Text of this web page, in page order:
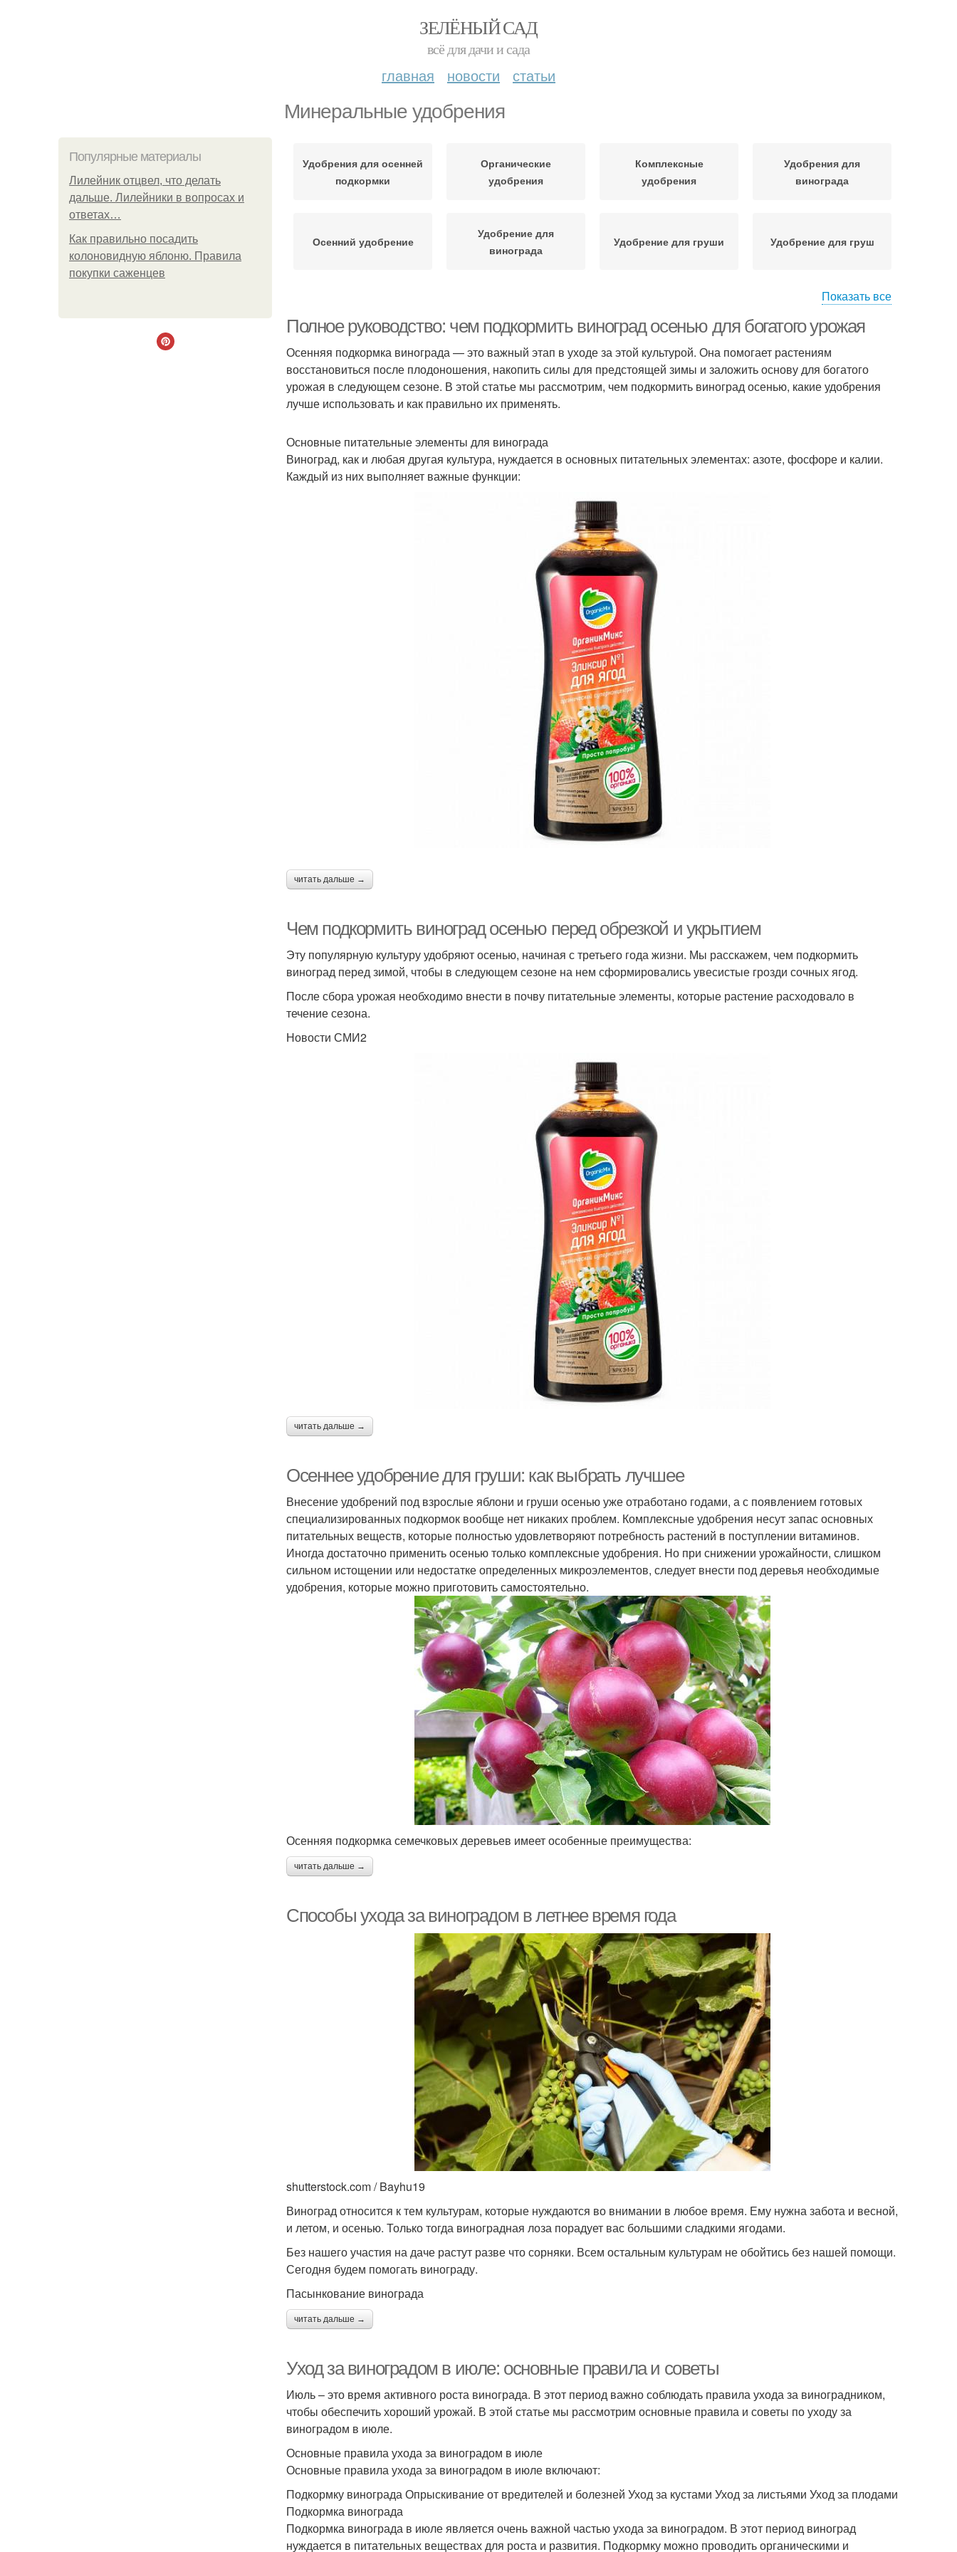
ЗЕЛЁНЫЙ САД
всё для дачи и сада
главная новости статьи
Минеральные удобрения
Популярные материалы
Лилейник отцвел, что делать
дальше. Лилейники в вопросах и
ответах…
Как правильно посадить
колоновидную яблоню. Правила
покупки саженцев
Удобрения для осенней
подкормки
Органические
удобрения
Комплексные
удобрения
Удобрения для
винограда
Осенний удобрение
Удобрение для
винограда
Удобрение для груши Удобрение для груш
период
Удобрения для
плодовых растений
Удобрения для
подкормки
Удобрение для яблонь
Удобрение для
подкормки
Удобрения для яблони
Дополнительное
удобрение
Фосфорно-калийные
удобрения
подкормка
Показать все
Полное руководство: чем подкормить виноград осенью для богатого урожая
Осенняя подкормка винограда — это важный этап в уходе за этой культурой. Она помогает растениям
восстановиться после плодоношения, накопить силы для предстоящей зимы и заложить основу для богатого
урожая в следующем сезоне. В этой статье мы рассмотрим, чем подкормить виноград осенью, какие удобрения
лучше использовать и как правильно их применять.
Основные питательные элементы для винограда
Виноград, как и любая другая культура, нуждается в основных питательных элементах: азоте, фосфоре и калии.
Каждый из них выполняет важные функции:
читать дальше →
Чем подкормить виноград осенью перед обрезкой и укрытием
Эту популярную культуру удобряют осенью, начиная с третьего года жизни. Мы расскажем, чем подкормить
виноград перед зимой, чтобы в следующем сезоне на нем сформировались увесистые грозди сочных ягод.
После сбора урожая необходимо внести в почву питательные элементы, которые растение расходовало в
течение сезона.
Новости СМИ2
читать дальше →
Осеннее удобрение для груши: как выбрать лучшее
Внесение удобрений под взрослые яблони и груши осенью уже отработано годами, а с появлением готовых
специализированных подкормок вообще нет никаких проблем. Комплексные удобрения несут запас основных
питательных веществ, которые полностью удовлетворяют потребность растений в поступлении витаминов.
Иногда достаточно применить осенью только комплексные удобрения. Но при снижении урожайности, слишком
сильном истощении или недостатке определенных микроэлементов, следует внести под деревья необходимые
удобрения, которые можно приготовить самостоятельно.
Осенняя подкормка семечковых деревьев имеет особенные преимущества:
читать дальше →
Способы ухода за виноградом в летнее время года
shutterstock.com / Bayhu19
Виноград относится к тем культурам, которые нуждаются во внимании в любое время. Ему нужна забота и весной,
и летом, и осенью. Только тогда виноградная лоза порадует вас большими сладкими ягодами.
Без нашего участия на даче растут разве что сорняки. Всем остальным культурам не обойтись без нашей помощи.
Сегодня будем помогать винограду.
Пасынкование винограда
читать дальше →
Уход за виноградом в июле: основные правила и советы
Июль – это время активного роста винограда. В этот период важно соблюдать правила ухода за виноградником,
чтобы обеспечить хороший урожай. В этой статье мы рассмотрим основные правила и советы по уходу за
виноградом в июле.
Основные правила ухода за виноградом в июле
Основные правила ухода за виноградом в июле включают:
Подкормку винограда Опрыскивание от вредителей и болезней Уход за кустами Уход за листьями Уход за плодами
Подкормка винограда
Подкормка винограда в июле является очень важной частью ухода за виноградом. В этот период виноград
нуждается в питательных веществах для роста и развития. Подкормку можно проводить органическими и